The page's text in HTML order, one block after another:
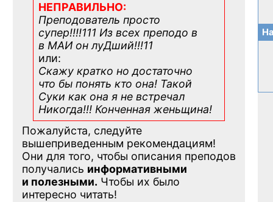
НЕПРАВИЛЬНО:
Преподователь просто
супер!!!!111 Из всех преподо в
в МАИ он луДший!!!11
или:
Скажу кратко но достаточно
что бы понять кто она! Такой
Суки как она я не встречал
Никогда!!! Конченная женьщина!
Пожалуйста, следуйте
вышеприведенным рекомендациям!
Они для того, чтобы описания преподов
получались информативными
и полезными. Чтобы их было
интересно читать!